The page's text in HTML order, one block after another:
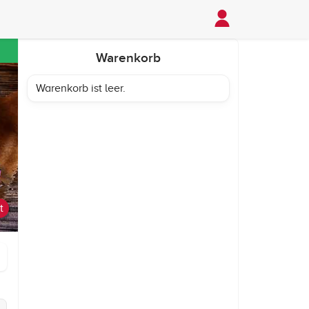
Warenkorb
Warenkorb ist leer.